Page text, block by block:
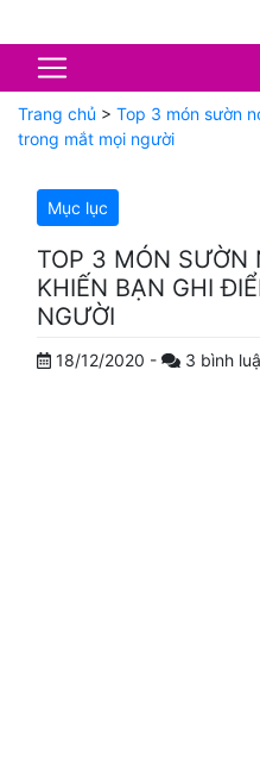
Trang chủ > Top 3 món sườn
trong mắt mọi người
Mục lục
TOP 3 MÓN SƯỜN
KHIẾN BẠN GHI
NGƯỜI
18/12/2020 - 3 bình